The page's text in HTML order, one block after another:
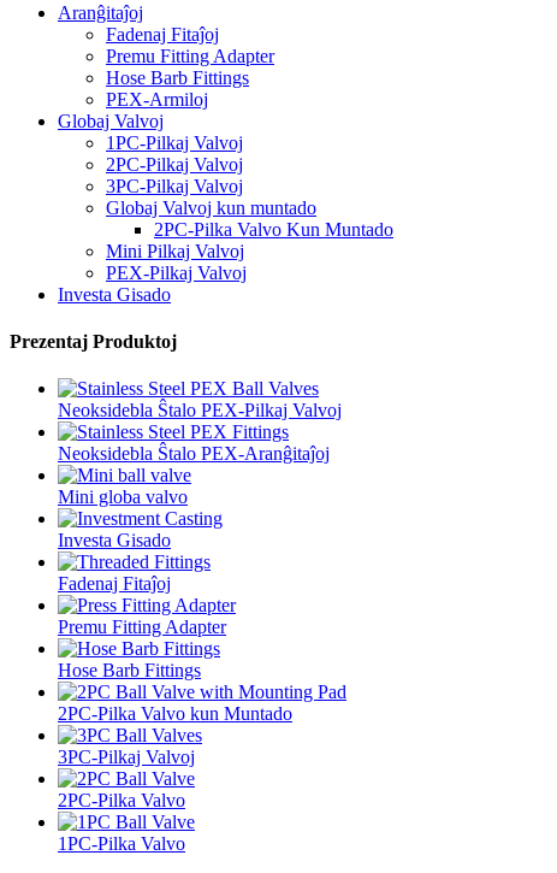
Aranĝitaĵoj
Fadenaj Fitaĵoj
Premu Fitting Adapter
Hose Barb Fittings
PEX-Armiloj
Globaj Valvoj
1PC-Pilkaj Valvoj
2PC-Pilkaj Valvoj
3PC-Pilkaj Valvoj
Globaj Valvoj kun muntado
2PC-Pilka Valvo Kun Muntado
Mini Pilkaj Valvoj
PEX-Pilkaj Valvoj
Investa Gisado
Prezentaj Produktoj
Neoksidebla Ŝtalo PEX-Pilkaj Valvoj
Neoksidebla Ŝtalo PEX-Aranĝitaĵoj
Mini globa valvo
Investa Gisado
Fadenaj Fitaĵoj
Premu Fitting Adapter
Hose Barb Fittings
2PC-Pilka Valvo kun Muntado
3PC-Pilkaj Valvoj
2PC-Pilka Valvo
1PC-Pilka Valvo